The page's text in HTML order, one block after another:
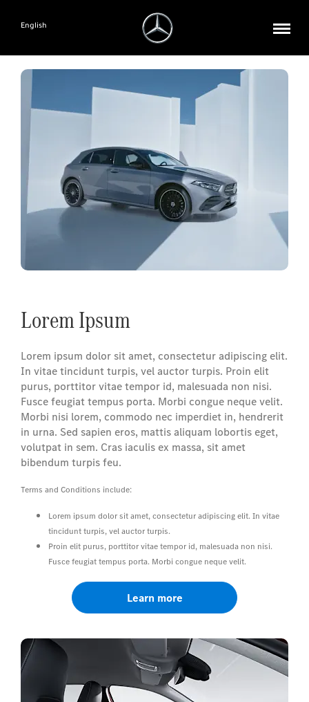
English
Lorem Ipsum
Lorem ipsum dolor sit amet, consectetur adipiscing elit.
In vitae tincidunt turpis, vel auctor turpis. Proin elit
purus, porttitor vitae tempor id, malesuada non nisi.
Fusce feugiat tempus porta. Morbi congue neque velit.
Morbi nisi lorem, commodo nec imperdiet in, hendrerit
in urna. Sed sapien eros, mattis aliquam lobortis eget,
volutpat in sem. Cras iaculis ex massa, sit amet
bibendum turpis feu.
Terms and Conditions include:
Lorem ipsum dolor sit amet, consectetur adipiscing elit. In vitae
tincidunt turpis, vel auctor turpis.
Proin elit purus, porttitor vitae tempor id, malesuada non nisi.
Fusce feugiat tempus porta. Morbi congue neque velit.
Learn more